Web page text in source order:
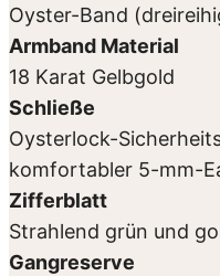
Oyster-Band
Armband Material
18 Karat Gelbgold
Schließe
Oysterlock-
komfortabler 5-mm-
Zifferblatt
Strahlend grün und
Gangreserve